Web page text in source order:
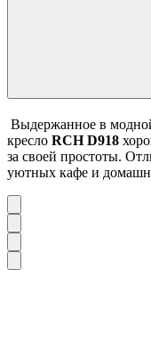
Выдержанное в
кресло RCH D918
за своей простоты.
уютных кафе и